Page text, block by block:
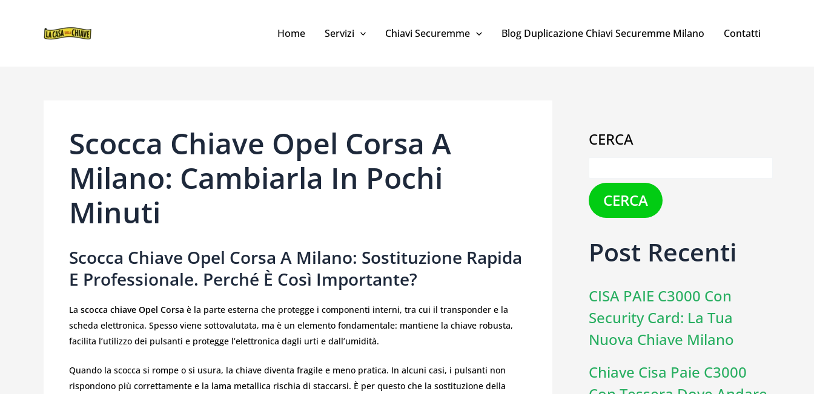
CONTENUTO
Home Servizi Chiavi Securemme Blog Duplicazione Chiavi Securemme Milano Contatti
Scocca Chiave Opel Corsa A
Milano: Cambiarla In Pochi
Minuti
Scocca Chiave Opel Corsa A Milano: Sostituzione Rapida
E Professionale. Perché È Così Importante?
La scocca chiave Opel Corsa è la parte esterna che protegge i componenti interni, tra cui il transponder e la
scheda elettronica. Spesso viene sottovalutata, ma è un elemento fondamentale: mantiene la chiave robusta,
facilita l’utilizzo dei pulsanti e protegge l’elettronica dagli urti e dall’umidità.
Quando la scocca si rompe o si usura, la chiave diventa fragile e meno pratica. In alcuni casi, i pulsanti non
rispondono più correttamente e la lama metallica rischia di staccarsi. È per questo che la sostituzione della
CERCA
CERCA
Post Recenti
CISA PAIE C3000 Con
Security Card: La Tua
Nuova Chiave Milano
Chiave Cisa Paie C3000